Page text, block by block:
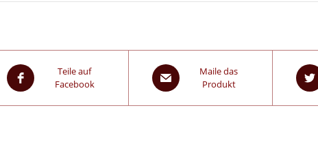
Teile auf
Facebook
Maile das
Produkt